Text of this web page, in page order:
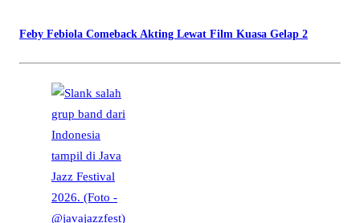
Feby Febiola Comeback Akting Lewat Film Kuasa Gelap 2